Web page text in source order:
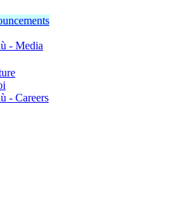
- Media
- Careers